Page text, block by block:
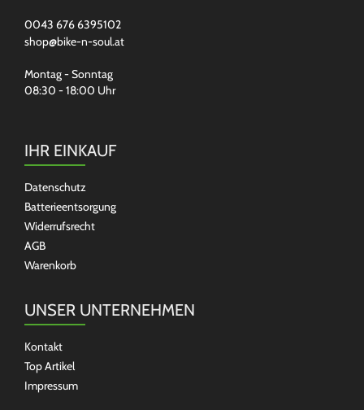
0043 676 6395102
shop@bike-n-soul.at
Montag - Sonntag
08:30 - 18:00 Uhr
IHR EINKAUF
Datenschutz
Batterieentsorgung
Widerrufsrecht
AGB
Warenkorb
UNSER UNTERNEHMEN
Kontakt
Top Artikel
Impressum